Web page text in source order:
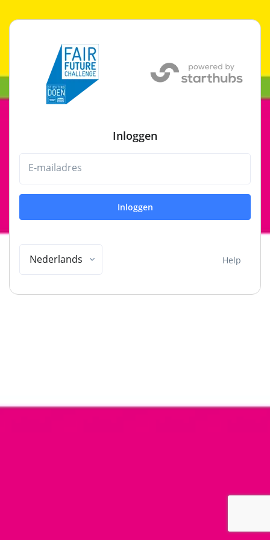
Inloggen
E-mailadres
Inloggen
Nederlands Help